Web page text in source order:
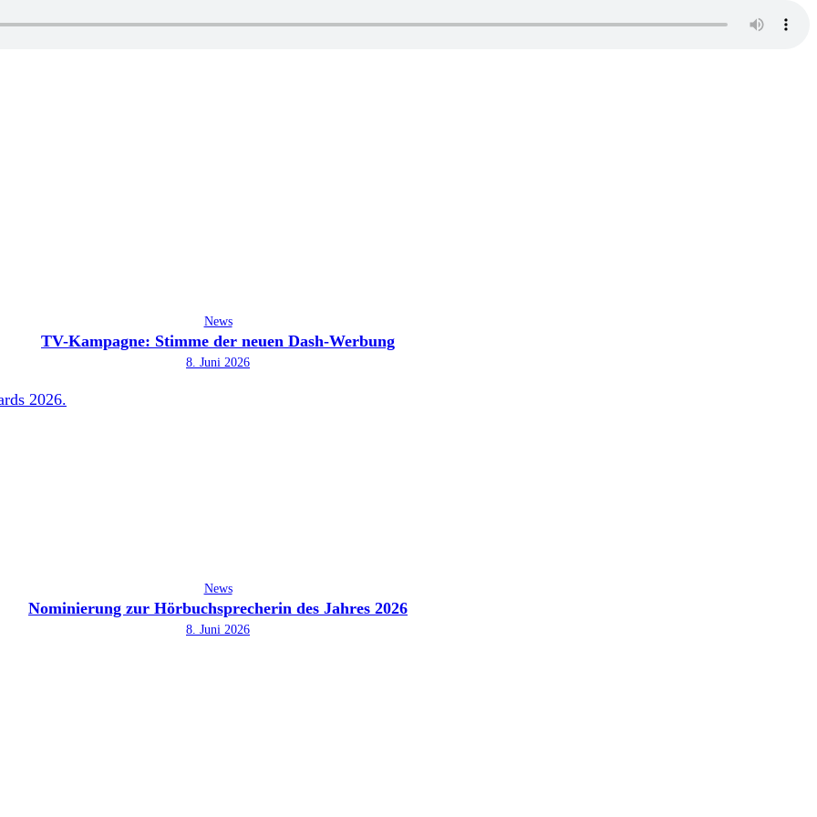
News
TV-Kampagne: Stimme der neuen Dash-Werbung
8. Juni 2026
News
Nominierung zur Hörbuchsprecherin des Jahres 2026
8. Juni 2026